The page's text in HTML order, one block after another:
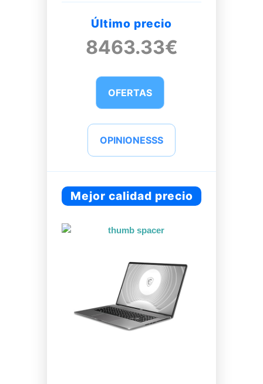
Último precio
8463.33€
OFERTAS
OPINIONESSS
Mejor calidad precio